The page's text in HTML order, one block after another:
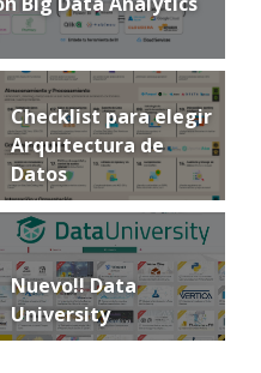
Checklist para elegir
Arquitectura de
Datos
Nuevo!! Data
University